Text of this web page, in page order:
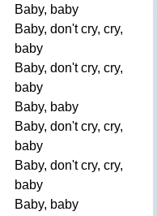
Baby, baby
Baby, don't cry, cry,
baby
Baby, don't cry, cry,
baby
Baby, baby
Baby, don't cry, cry,
baby
Baby, don't cry, cry,
baby
Baby, baby